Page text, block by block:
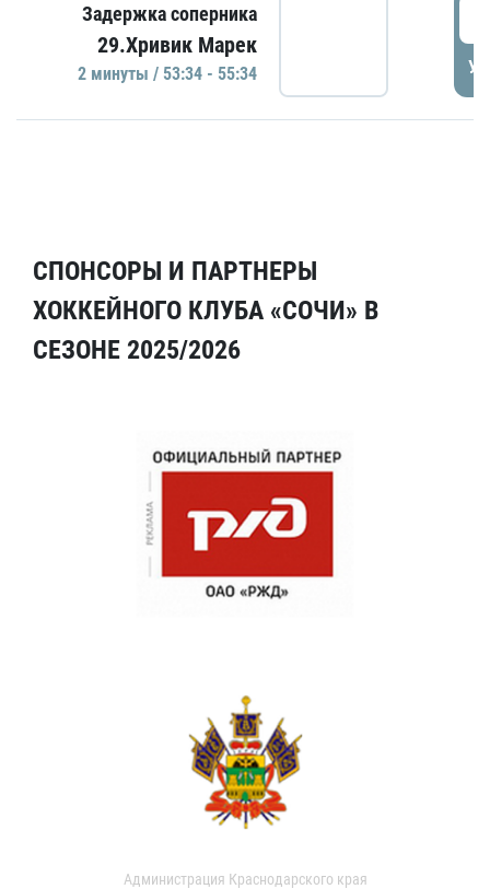
Задержка соперника
29.Хривик Марек
2 минуты / 53:34 - 55:34
СПОНСОРЫ И ПАРТНЕРЫ
ХОККЕЙНОГО КЛУБА «СОЧИ» В
СЕЗОНЕ 2025/2026
Администрация Краснодарского края